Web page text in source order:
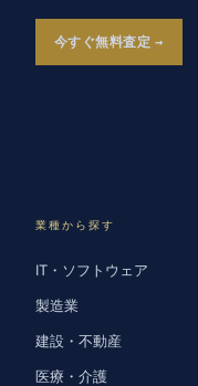
今すぐ無料査定
業種から探す
IT・ソフトウェア
製造業
建設・不動産
医療・介護